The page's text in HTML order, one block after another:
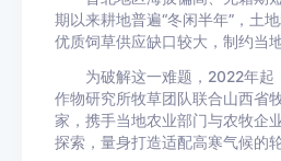
期以来耕地普遍“冬闲半年”，土
优质饲草供应缺口较大，制约当
为破解这一难题，2022年起
作物研究所牧草团队联合山西省
家，携手当地农业部门与农牧企
探索，量身打造适配高寒气候的